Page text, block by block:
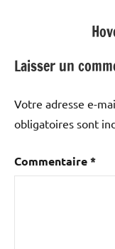
Laisser un
Votre adresse e-
obligatoires sont
Commentaire*